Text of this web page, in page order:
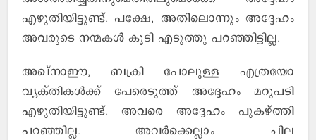
എഴുതിയിട്ടുണ്ട്. പക്ഷേ, അതിലൊന്നും അദ്ദേഹം
അവരുടെ നന്മകള്‍ കൂടി എടുത്തു പറഞ്ഞിട്ടില്ല.
അഖ്നാഈ, ബക്രി പോലുള്ള എത്രയോ
വ്യക്തികള്‍ക്ക് പേരെടുത്ത് അദ്ദേഹം മറുപടി
എഴുതിയിട്ടുണ്ട്. അവരെ അദ്ദേഹം പുകഴ്ത്തി
പറഞ്ഞില്ല. അവര്‍ക്കെല്ലാം ചില